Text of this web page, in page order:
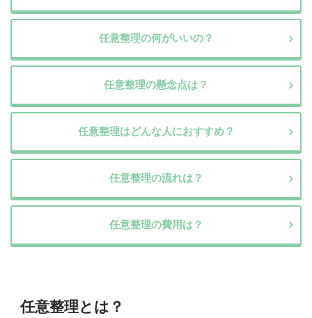
任意整理の何がいいの？
任意整理の懸念点は？
任意整理はどんな人におすすめ？
任意整理の流れは？
任意整理の費用は？
任意整理とは？